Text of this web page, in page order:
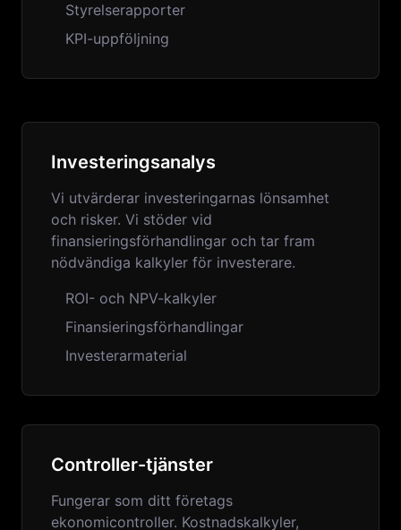
Styrelserapporter
KPI-uppföljning
Investeringsanalys
Vi utvärderar investeringarnas lönsamhet
och risker. Vi stöder vid
finansieringsförhandlingar och tar fram
nödvändiga kalkyler för investerare.
ROI- och NPV-kalkyler
Finansieringsförhandlingar
Investerarmaterial
Controller-tjänster
Fungerar som ditt företags
ekonomicontroller. Kostnadskalkyler,